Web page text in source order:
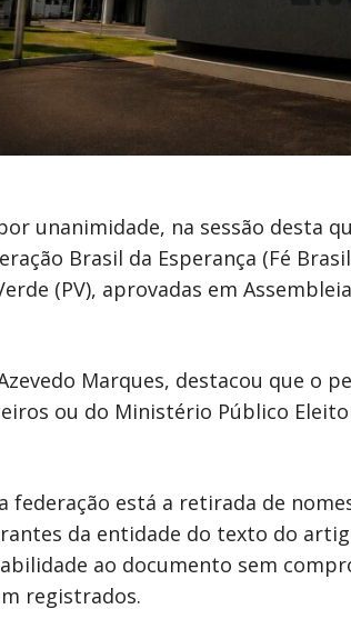
unanimidade, na sessão desta
Brasil da Esperança (Fé
(PV), aprovadas em
Marques, destacou que o
ou do Ministério Público
está a retirada de
da entidade do texto do
ao documento sem
registrados.